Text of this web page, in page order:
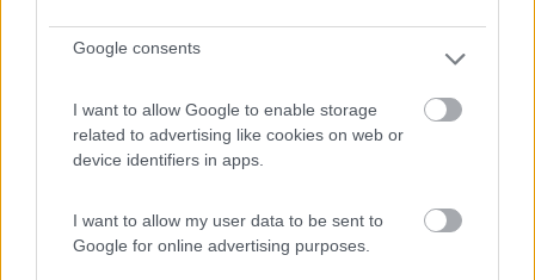
Google consents
I want to allow Google to enable storage
related to advertising like cookies on web or
device identifiers in apps.
I want to allow my user data to be sent to
Google for online advertising purposes.
10 1
Servizi / Posizione
Agricampeggio con 14 piazzole spaziose (150m2), tutte
De Koog - 561.9km
Pontweg 146